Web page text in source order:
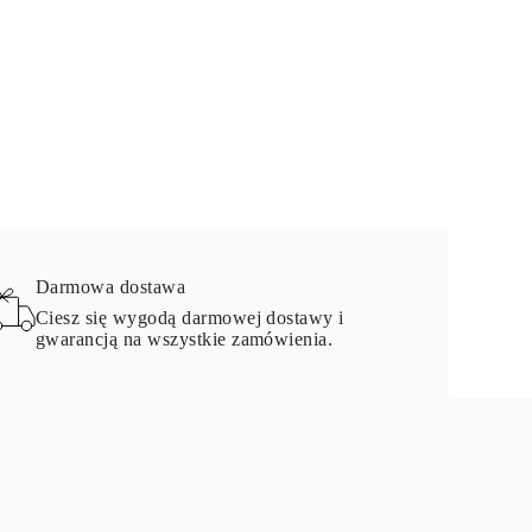
Darmowa dostawa
Ciesz się wygodą darmowej dostawy i
gwarancją na wszystkie zamówienia.